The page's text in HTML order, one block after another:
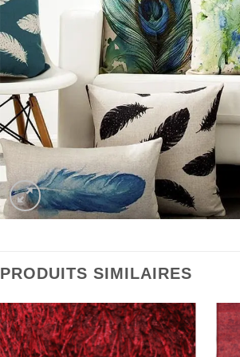
PRODUITS SIMILAIRES